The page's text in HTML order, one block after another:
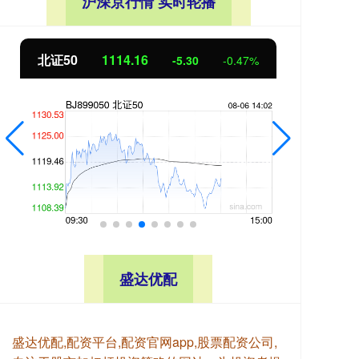
北证50 1113.99 -5.46 -0.49%
盛达优配
盛达优配,配资平台,配资官网app,股票配资公司,